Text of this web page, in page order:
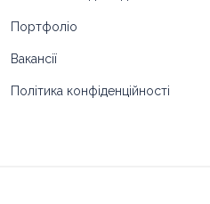
Портфоліо
Вакансії
Політика конфіденційності